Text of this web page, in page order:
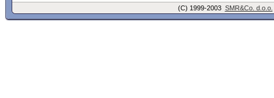
(C) 1999-2003 SMR&Co. d.o.o.